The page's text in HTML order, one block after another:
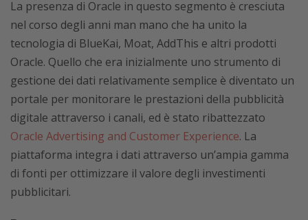
La presenza di Oracle in questo segmento è cresciuta
nel corso degli anni man mano che ha unito la
tecnologia di BlueKai, Moat, AddThis e altri prodotti
Oracle. Quello che era inizialmente uno strumento di
gestione dei dati relativamente semplice è diventato un
portale per monitorare le prestazioni della pubblicità
digitale attraverso i canali, ed è stato ribattezzato
Oracle Advertising and Customer Experience. La
piattaforma integra i dati attraverso un’ampia gamma
di fonti per ottimizzare il valore degli investimenti
pubblicitari.